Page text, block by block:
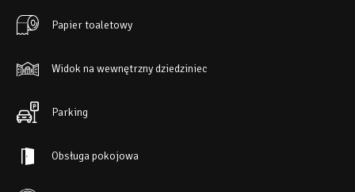
Papier toaletowy
Widok na wewnętrzny dziedziniec
Parking
Obsługa pokojowa